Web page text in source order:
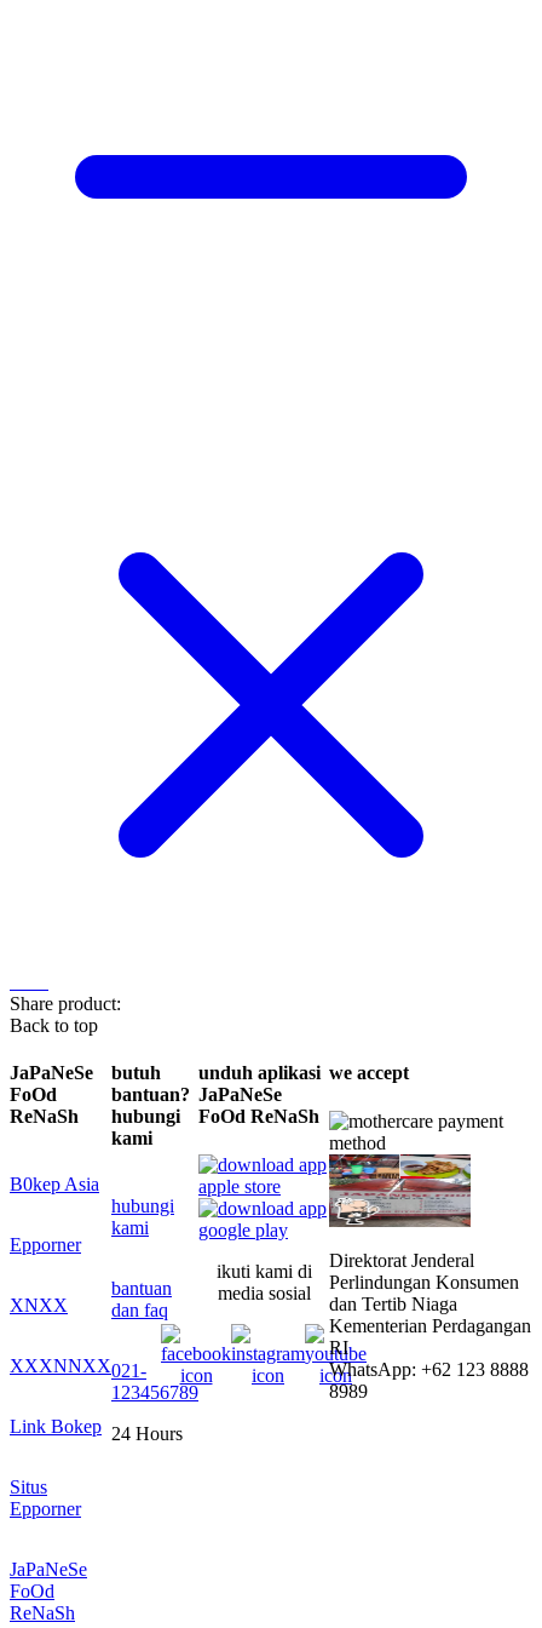
Share product:
Back to top
JaPaNeSe
FoOd
ReNaSh
B0kep Asia
Epporner
XNXX
XXXNNXX
Link Bokep
Situs
Epporner
JaPaNeSe
FoOd
ReNaSh
butuh
bantuan?
hubungi
kami
hubungi
kami
bantuan
dan faq
021-
123456789
24 Hours
unduh aplikasi
JaPaNeSe
FoOd ReNaSh
ikuti kami di
media sosial
we accept
Direktorat Jenderal
Perlindungan Konsumen
dan Tertib Niaga
Kementerian Perdagangan
RI
WhatsApp: +62 123 8888
8989